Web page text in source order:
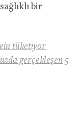
bir
tüketiyor
gerçekleşen 5